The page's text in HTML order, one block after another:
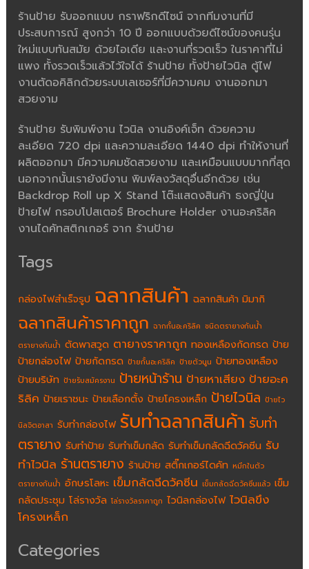
ร้านป้าย รับออกแบบ กราฟริกดีไซน์ จากทีมงานที่มี
ประสบการณ์ สูงกว่า 10 ปี ออกแบบด้วยดีไซน์ของคนรุ่น
ใหม่แบบทันสมัย ด้วยไอเดีย และงานที่รวดเร็ว ในราคาที่ไม่
แพง ทั้งรวดเร็วแล้วไว้ใจได้ ร้านป้าย ทั้งป้ายไวนิล ตู้ไฟ
งานตัดอคิลิกด้วยระบบเลเซอร์ที่มีความคม งานออกมา
สวยงาม
ร้านป้าย รับพิมพ์งาน ไวนิล งานอิงค์เจ็ท ด้วยความ
ละเอียด 720 dpi และความละเอียด 1440 dpi ทำให้งานที่
ผลิตออกมา มีความคมชัดสวยงาม และเหมือนแบบมากที่สุด
นอกจากนั้นเรายังมีงาน พิมพ์ลงวัสดุอื่นอีกด้วย เช่น
Backdrop Roll up X Stand โต๊ะแสดงสินค้า ธงญี่ปุ่น
ป้ายไฟ กรอบโปสเตอร์ Brochure Holder งานอะคริลิค
งานไดคัทสติกเกอร์ จาก ร้านป้าย
Tags
กล่องไฟสำเร็จรูป ฉลากสินค้า ฉลากสินค้า มิมากิ
ฉลากสินค้าราคาถูก ฉากกั้นอะคริลิค ชนิดตรายางกันน้ำ
ตรายางกันน้ำ ตัดพาสวูด ตายางราคาถูก ทองเหลืองกัดกรด ป้าย
ป้ายกล่องไฟ ป้ายกัดกรด ป้ายกั้นอะคริลิค ป้ายตัวนูน ป้ายทองเหลือง
ป้ายบริษัท ป้ายรับสมัครงาน ป้ายหน้าร้าน ป้ายหาเสียง ป้ายอะค
ริลิค ป้ายเราชนะ ป้ายเลือกตั้ง ป้ายโครงเหล็ก ป้ายไวนิล ป้ายไว
นิลจิตอาสา รับทำกล่องไฟ รับทำฉลากสินค้า รับทำ
ตรายาง รับทำป้าย รับทำเข็มกลัด รับทำเข็มกลัดฉีดวัคซีน รับ
ทำไวนิล ร้านตรายาง ร้านป้าย สติ๊กเกอร์ไดคัท หมึกในตัว
ตรายางกันน้ำ อักษรโลหะ เข็มกลัดฉีดวัคซีน เข็มกลัดฉีดวัคซีนแล้ว เข็ม
กลัดประชุม โล่รางวัล โล่รางวัลราคาถูก ไวนิลกล่องไฟ ไวนิลขึง
โครงเหล็ก
Categories